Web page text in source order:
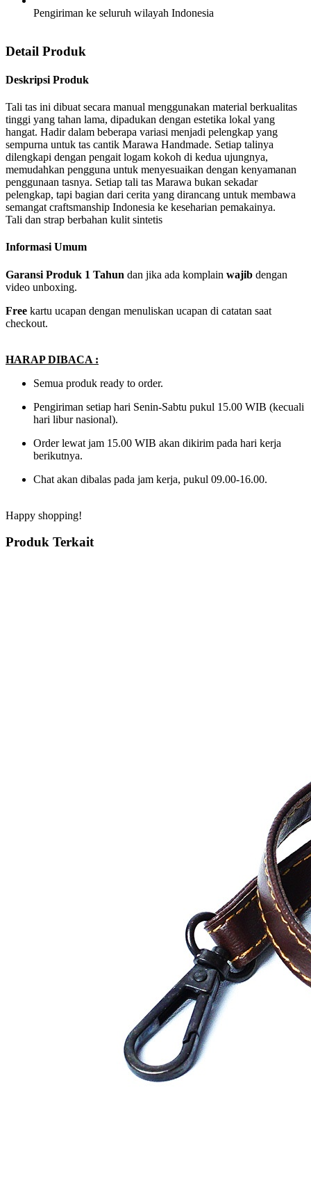
Pengiriman ke seluruh wilayah Indonesia
Detail Produk
Deskripsi Produk
Tali tas ini dibuat secara manual menggunakan material berkualitas
tinggi yang tahan lama, dipadukan dengan estetika lokal yang
hangat. Hadir dalam beberapa variasi menjadi pelengkap yang
sempurna untuk tas cantik Marawa Handmade. Setiap talinya
dilengkapi dengan pengait logam kokoh di kedua ujungnya,
memudahkan pengguna untuk menyesuaikan dengan kenyamanan
penggunaan tasnya. Setiap tali tas Marawa bukan sekadar
pelengkap, tapi bagian dari cerita yang dirancang untuk membawa
semangat craftsmanship Indonesia ke keseharian pemakainya.
Tali dan strap berbahan kulit sintetis
Informasi Umum
Garansi Produk 1 Tahun dan jika ada komplain wajib dengan
video unboxing.
Free kartu ucapan dengan menuliskan ucapan di catatan saat
checkout.
HARAP DIBACA :
Semua produk ready to order.
Pengiriman setiap hari Senin-Sabtu pukul 15.00 WIB (kecuali
hari libur nasional).
Order lewat jam 15.00 WIB akan dikirim pada hari kerja
berikutnya.
Chat akan dibalas pada jam kerja, pukul 09.00-16.00.
Happy shopping!
Produk Terkait